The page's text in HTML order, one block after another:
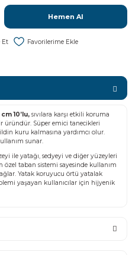
Hemen Al
Et
10’lu, sıvılara karşı etkili koruma
üründür. Süper emici tanecikleri
kuru kalmasına yardımcı olur.
sunar.
ile yatağı, sedyeyi ve diğer yüzeyleri
özel taban sistemi sayesinde kullanım
Yatak koruyucu örtü yatalak
yaşayan kullanıcılar için hijyenik